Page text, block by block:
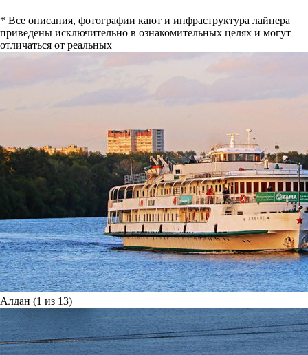
* Все описания, фотографии кают и инфраструктура лайнера
приведены исключительно в ознакомительных целях и могут
отличаться от реальных
Алдан (1 из 13)